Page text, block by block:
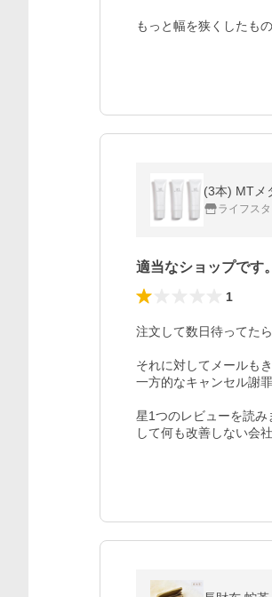
もっと幅を狭くしたも
(3本) MTメ
ライフス
適当なショップです。
1
注文して数日待ってた
それに対してメールも
一方的なキャンセル謝
星1つのレビューを読
して何も改善しない会